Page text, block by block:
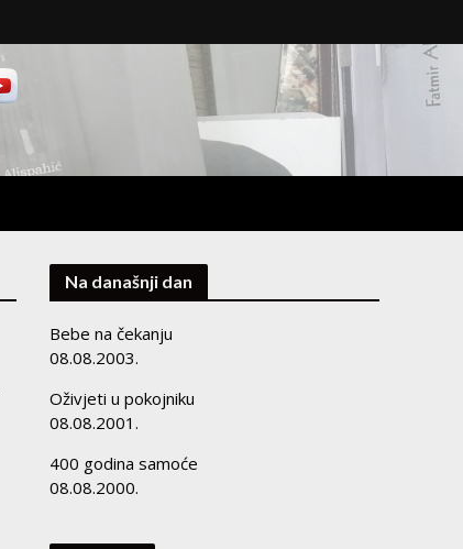
Na današnji dan
Bebe na čekanju
08.08.2003.
Oživjeti u pokojniku
08.08.2001.
400 godina samoće
08.08.2000.